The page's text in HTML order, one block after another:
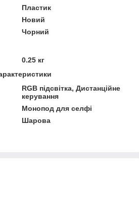
Пластик
Новий
Чорний
0.25 кг
RGB підсвітка, Дистанційне
керування
Монопод для селфі
Шарова